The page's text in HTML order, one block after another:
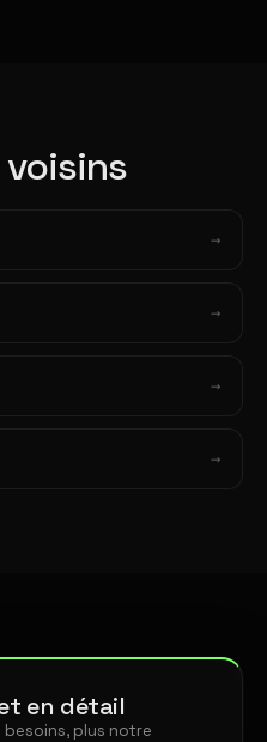
en détail
besoins, plus notre